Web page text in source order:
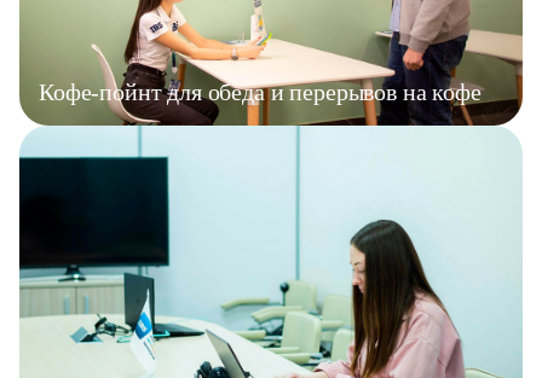
Кофе-пойнт для обеда и перерывов на кофе